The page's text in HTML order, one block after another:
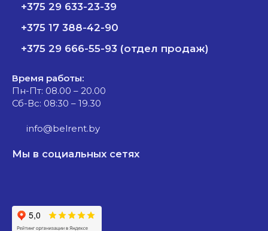
+375 29 633-23-39
+375 17 388-42-90
+375 29 666-55-93 (отдел продаж)
Время работы:
Пн-Пт: 08.00 – 20.00
Сб-Вс: 08:30 – 19.30
info@belrent.by
Мы в социальных сетях